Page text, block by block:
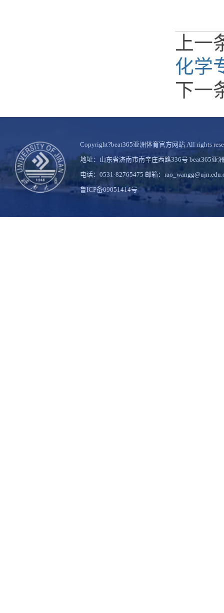
上一
化学
下一
Copyright?beat365亚洲体育官方网站 All rights
地址：山东省济南市南辛庄西路336号 beat365亚
电话：0531-82765475 邮箱：
鲁ICP备09051414号